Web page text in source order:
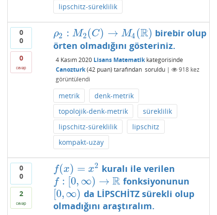
lipschitz-süreklilik
0
0
0
cevap
ρ2 : M2 (C) → M4 (R)
ρ2 M2(C)→M 4(R)
birebir olup
örten olmadığını gösteriniz.
4 Kasım 2020 Lisans Matematikkategorisinde
Canozturk (42puan) tarafından soruldu | 918kez
görüntülendi
metrik
denk-metrik
topolojik-denk-metrik
süreklilik
lipschitz-süreklilik
lipschitz
kompakt-uzay
0
0
2
cevap
f(x) = x2
f(x)=x 2 kuralı ile verilen
f : [0, ∞) → R
f:[ 0 ∞)→R fonksiyonunun
[0,∞)
0,∞)
da LİPSCHİTZ sürekli olup
olmadığını araştıralım.